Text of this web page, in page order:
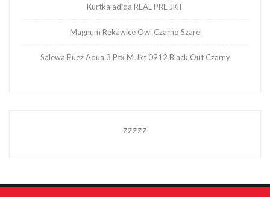
Kurtka adida REAL PRE JKT
Magnum Rękawice Owl Czarno Szare
Salewa Puez Aqua 3 Ptx M Jkt 0912 Black Out Czarny
zzzzz